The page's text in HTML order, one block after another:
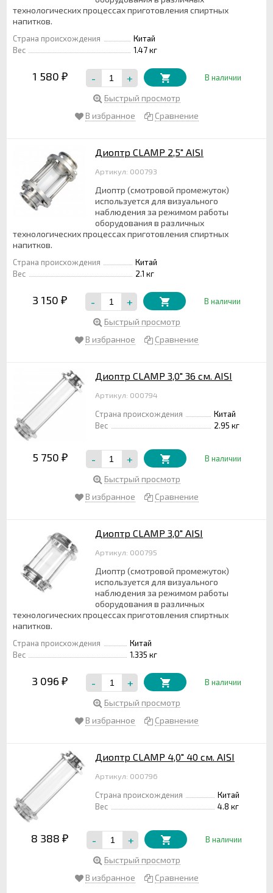
технологических процессах приготовления спиртных
напитков.
Страна происхождения
Китай
Вес
1.47 кг
1 580 ₽ - + В наличии
Быстрый просмотр
В избранное
Сравнение
Диоптр CLAMP 2,5" AISI
Артикул: 000793
Диоптр (смотровой промежуток)
используется для визуального
наблюдения за режимом работы
оборудования в различных
технологических процессах приготовления спиртных
напитков.
Страна происхождения
Китай
Вес
2.1 кг
3 150 ₽ - + В наличии
Быстрый просмотр
В избранное
Сравнение
Диоптр CLAMP 3,0" 36 см. AISI
Артикул: 000794
Страна происхождения
Китай
Вес
2.95 кг
5 750 ₽ - + В наличии
Быстрый просмотр
В избранное
Сравнение
Диоптр CLAMP 3,0" AISI
Артикул: 000795
Диоптр (смотровой промежуток)
используется для визуального
наблюдения за режимом работы
оборудования в различных
технологических процессах приготовления спиртных
напитков.
Страна происхождения
Китай
Вес
1.335 кг
3 096 ₽ - + В наличии
Быстрый просмотр
В избранное
Сравнение
Диоптр CLAMP 4,0" 40 см. AISI
Артикул: 000796
Страна происхождения
Китай
Вес
4.8 кг
8 388 ₽ - + В наличии
Быстрый просмотр
В избранное
Сравнение